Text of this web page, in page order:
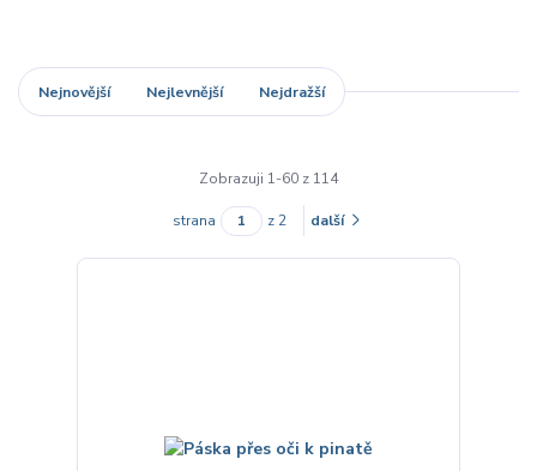
Nejnovější Nejlevnější Nejdražší
Zobrazuji 1-60 z 114
strana z 2 další